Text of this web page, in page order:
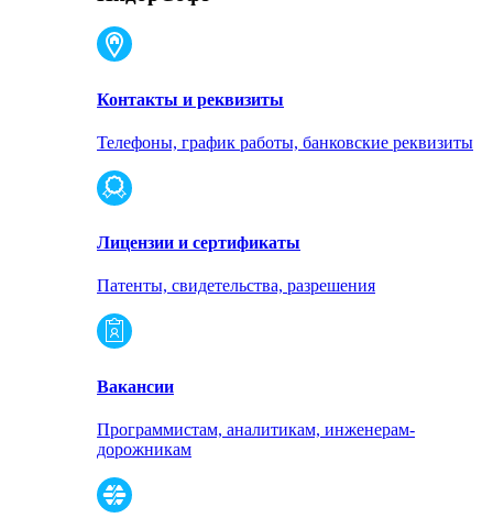
Контакты и реквизиты
Телефоны, график работы, банковские реквизиты
Лицензии и сертификаты
Патенты, свидетельства, разрешения
Вакансии
Программистам, аналитикам, инженерам-
дорожникам